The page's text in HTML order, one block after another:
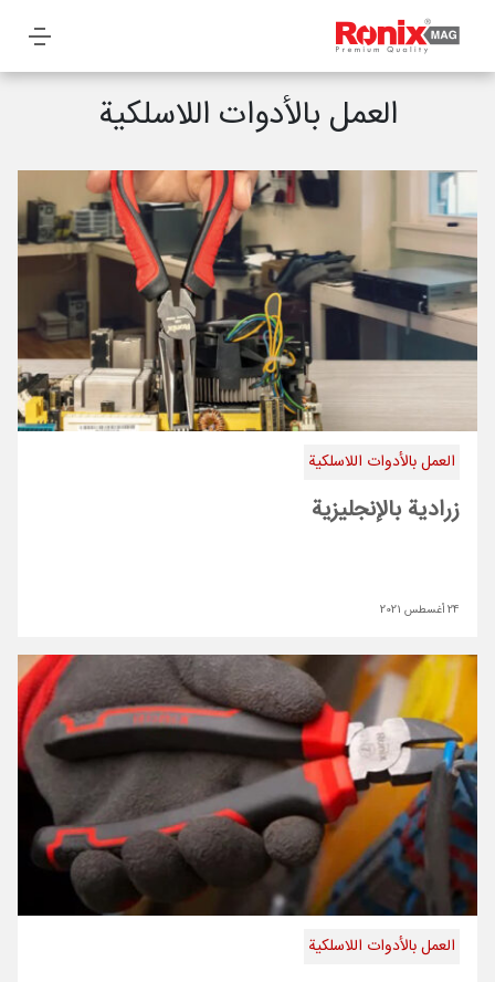
العمل بالأدوات اللاسلكية
العمل بالأدوات اللاسلكية
زرادية بالإنجليزية
24 أغسطس 2021
العمل بالأدوات اللاسلكية